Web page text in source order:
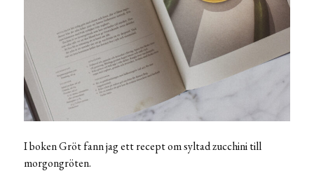
I boken Gröt fann jag ett recept om syltad zucchini till
morgongröten.